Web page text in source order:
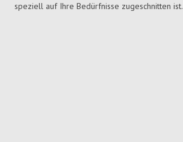
speziell auf Ihre Bedürfnisse zugeschnitten ist.